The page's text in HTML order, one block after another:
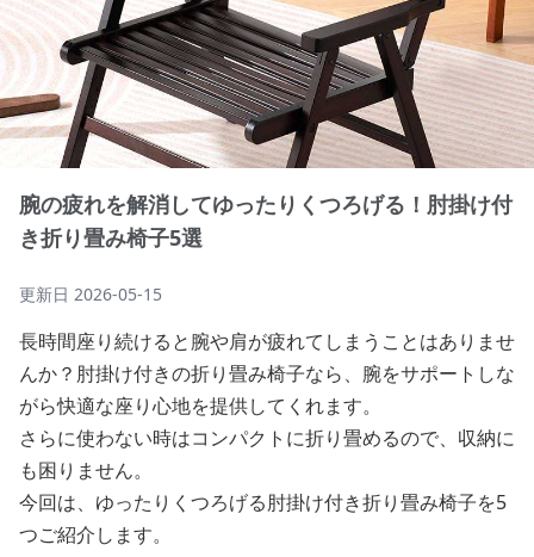
腕の疲れを解消してゆったりくつろげる！肘掛け付
き折り畳み椅子5選
更新日 2026-05-15
長時間座り続けると腕や肩が疲れてしまうことはありませ
んか？肘掛け付きの折り畳み椅子なら、腕をサポートしな
がら快適な座り心地を提供してくれます。
さらに使わない時はコンパクトに折り畳めるので、収納に
も困りません。
今回は、ゆったりくつろげる肘掛け付き折り畳み椅子を5
つご紹介します。